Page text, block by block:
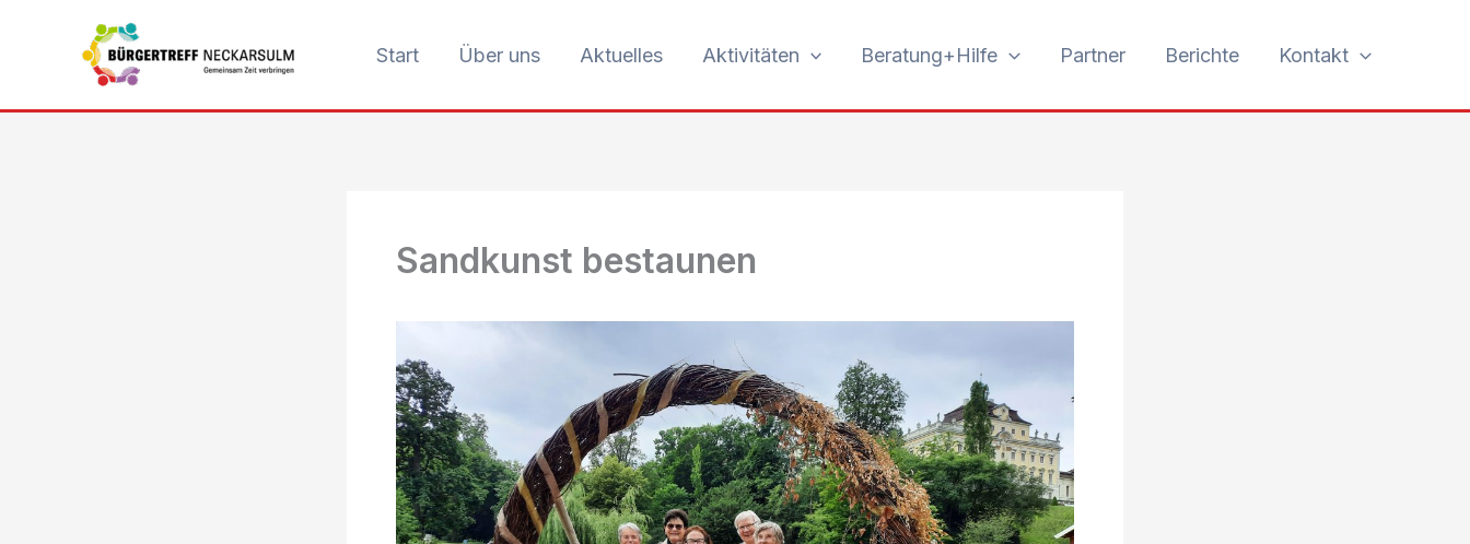
Start Über uns Aktuelles Aktivitäten Beratung+Hilfe Partner Berichte Kontakt
Sandkunst bestaunen